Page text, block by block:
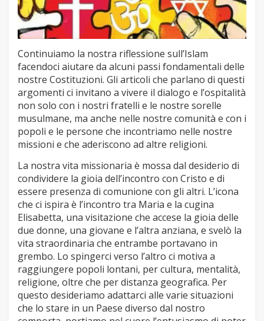
Continuiamo la nostra riflessione sull’Islam
facendoci aiutare da alcuni passi fondamentali delle
nostre Costituzioni. Gli articoli che parlano di questi
argomenti ci invitano a vivere il dialogo e l’ospitalità
non solo con i nostri fratelli e le nostre sorelle
musulmane, ma anche nelle nostre comunità e con i
popoli e le persone che incontriamo nelle nostre
missioni e che aderiscono ad altre religioni.
La nostra vita missionaria è mossa dal desiderio di
condividere la gioia dell’incontro con Cristo e di
essere presenza di comunione con gli altri. L’icona
che ci ispira è l’incontro tra Maria e la cugina
Elisabetta, una visitazione che accese la gioia delle
due donne, una giovane e l’altra anziana, e svelò la
vita straordinaria che entrambe portavano in
grembo. Lo spingerci verso l’altro ci motiva a
raggiungere popoli lontani, per cultura, mentalità,
religione, oltre che per distanza geografica. Per
questo desideriamo adattarci alle varie situazioni
che lo stare in un Paese diverso dal nostro